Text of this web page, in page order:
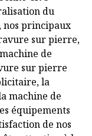
du
nos principaux
sur pierre,
de
sur pierre
la
machine de
équipements
de nos